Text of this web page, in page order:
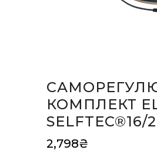
КОМПЛЕКТ
SELFTEC®16/2
2,798₴